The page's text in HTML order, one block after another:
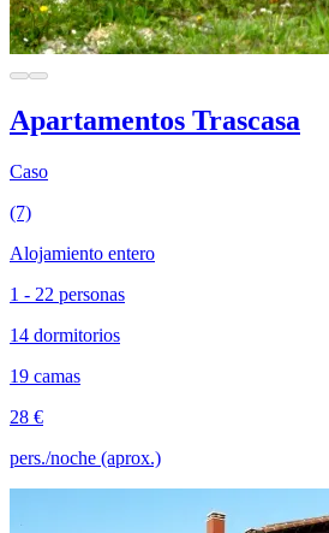
Apartamentos Trascasa
Caso
(7)
Alojamiento entero
1 - 22 personas
14 dormitorios
19 camas
28 €
pers./noche (aprox.)